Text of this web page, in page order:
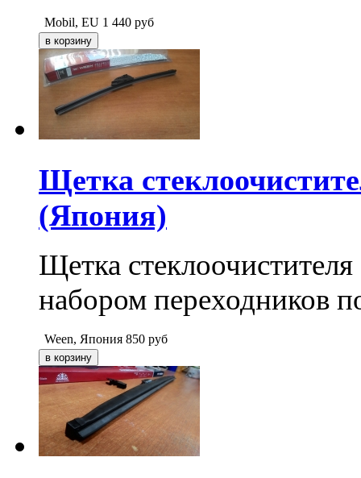
Mobil, EU 1 440 руб
Щетка
(Япония)
Щетка
набором переходников
Ween, Япония 850 руб